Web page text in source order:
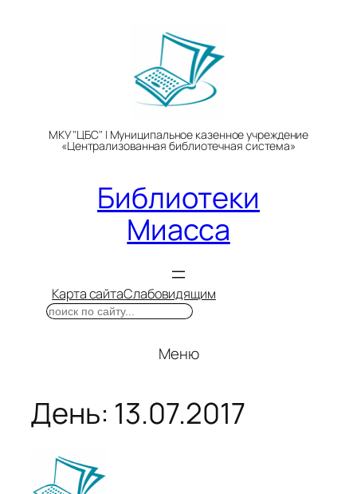
МКУ "ЦБС" | Муниципальное казенное учреждение
«Централизованная библиотечная система»
Библиотеки
Миасса
Карта сайтаСлабовидящим
Поиск
Меню
День: 13.07.2017